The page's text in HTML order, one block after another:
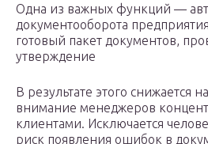
Одна из важных функций —
документооборота
готовый пакет документов,
утверждение
В результате этого снижается
внимание менеджеров
клиентами. Исключается
риск появления ошибок в